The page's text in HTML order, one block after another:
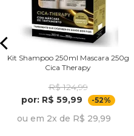
Kit Shampoo 250ml Mascara 250g
Cica Therapy
R$ 124,99
por: R$ 59,99
-52%
ou em 2x de R$ 29,99